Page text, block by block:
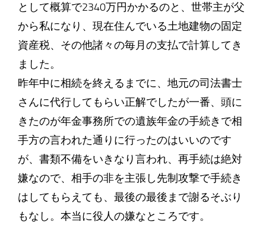
として概算で2340万円かかるのと、世帯主が父
から私になり、現在住んでいる土地建物の固定
資産税、その他諸々の毎月の支払で計算してき
ました。
昨年中に相続を終えるまでに、地元の司法書士
さんに代行してもらい正解でしたが一番、頭に
きたのが年金事務所での遺族年金の手続きで相
手方の言われた通りに行ったのはいいのです
が、書類不備をいきなり言われ、再手続は絶対
嫌なので、相手の非を主張し先制攻撃で手続き
はしてもらえても、最後の最後まで謝るそぶり
もなし。本当に役人の嫌なところです。